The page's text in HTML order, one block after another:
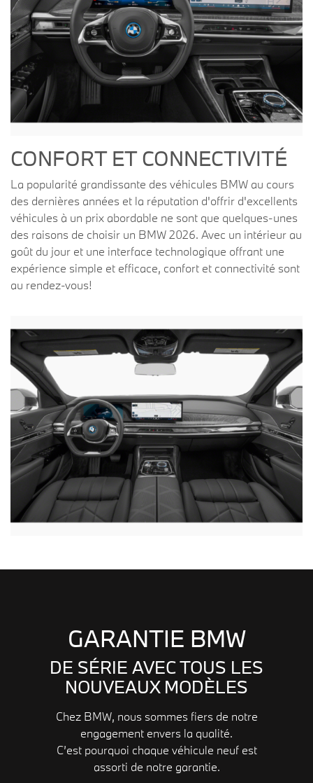
CONFORT ET CONNECTIVITÉ
La popularité grandissante des véhicules BMW au cours
des dernières années et la réputation d'offrir d'excellents
véhicules à un prix abordable ne sont que quelques-unes
des raisons de choisir un BMW 2026. Avec un intérieur au
goût du jour et une interface technologique offrant une
expérience simple et efficace, confort et connectivité sont
au rendez-vous!
GARANTIE BMW
DE SÉRIE AVEC TOUS LES
NOUVEAUX MODÈLES
Chez BMW, nous sommes fiers de notre
engagement envers la qualité.
C’est pourquoi chaque véhicule neuf est
assorti de notre garantie.